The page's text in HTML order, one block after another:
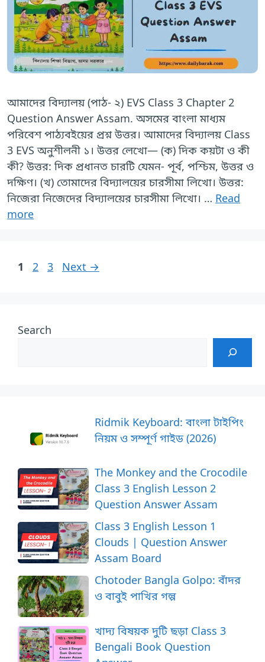
আমাদের বিদ্যালয় (পাঠ- ২) EVS Class 3 Chapter 2
Question Answer Assam. অসমের বাংলা মাধ্যম
পরিবেশ পাঠ্যবইয়ের প্রশ্ন উত্তর। আমাদের বিদ্যালয় Class
3 EVS অনুশীলনী ১। উত্তর লেখো— (ক) দিক কয়টা ও কী
কী? উত্তর: দিক প্রধানত চারটি যেমন- পূর্ব, পশ্চিম, উত্তর ও
দক্ষিণ। (খ) তোমাদের বিদ্যালয়ের চারসীমা লিখো। উত্তর:
নিজেরা নিজেদের বিদ্যালয়ের চারসীমা লিখো। … Read
more
Page
1 Page
2 Page
3 Next →
Search
Ridmik Keyboard: বাংলা টাইপিং
নিয়ম ও সম্পূর্ণ গাইড (2026)
The Monkey and the Crocodile
Class 3 English Lesson 2
Question Answer Assam
Class 3 English Lesson 1
Clouds | Question Answer
Assam Board
Chotoder Bangla Golpo: বাঁদর
ও বাবুই পাখির গল্প
খাদ্য বিষয়ক দুটি ছড়া Class 3
Bengali Book Question